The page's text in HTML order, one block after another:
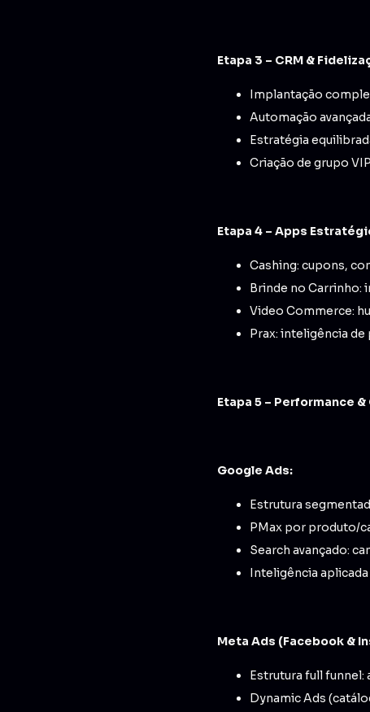
Etapa 3 – CRM &
Implantação
Automação
Estratégia
Criação de grupo
Etapa 4 – Apps
Cashing: cupons,
Brinde no Carrinho:
Video Commerce:
Prax: inteligência
Etapa 5 – Performance
Google Ads:
Estrutura
PMax por produto/
Search avançado:
Inteligência
Meta Ads (Facebook &
Estrutura full funnel:
Dynamic Ads